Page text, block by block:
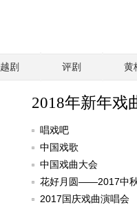
越剧 评剧 黄
2018年新年戏
唱戏吧
中国戏歌
中国戏曲大会
花好月圆——2017中
2017国庆戏曲演唱会